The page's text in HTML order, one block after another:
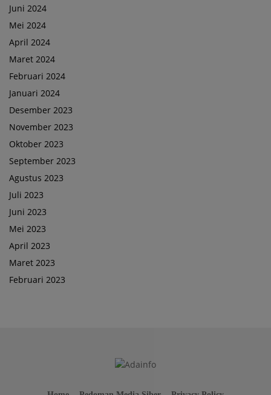
Juni 2024
Mei 2024
April 2024
Maret 2024
Februari 2024
Januari 2024
Desember 2023
November 2023
Oktober 2023
September 2023
Agustus 2023
Juli 2023
Juni 2023
Mei 2023
April 2023
Maret 2023
Februari 2023